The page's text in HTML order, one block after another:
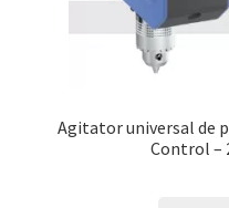
Agitator universal de
Control –